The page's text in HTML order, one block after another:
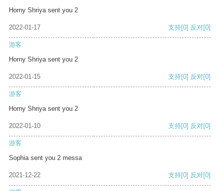
Horny Shriya sent you 2
2022-01-17 支持[0] 反对[0]
游客
Horny Shriya sent you 2
2022-01-15 支持[0] 反对[0]
游客
Horny Shriya sent you 2
2022-01-10 支持[0] 反对[0]
游客
Sophia sent you 2 messa
2021-12-22 支持[0] 反对[0]